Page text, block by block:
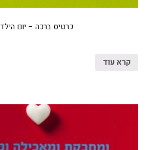
כרטיס ברכה – יום הילד
קרא עוד